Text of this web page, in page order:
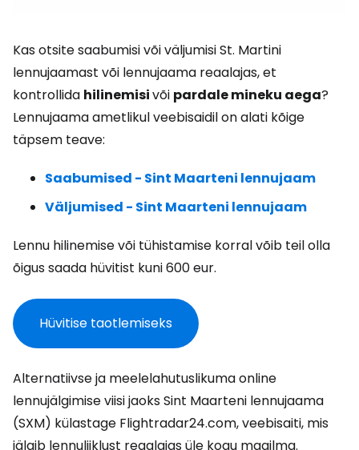
Kas otsite saabumisi või väljumisi St. Martini
lennujaamast või lennujaama reaalajas, et
kontrollida hilinemisivõi pardale mineku aega?
Lennujaama ametlikul veebisaidil on alati kõige
täpsem teave:
Saabumised - Sint Maarteni lennujaam
Väljumised - Sint Maarteni lennujaam
Lennu hilinemise või tühistamise korral võib teil olla
õigus saada hüvitist kuni 600 eur.
Hüvitise taotlemiseks
Alternatiivse ja meelelahutuslikuma online
lennujälgimise viisi jaoks Sint Maarteni lennujaama
(SXM) külastage Flightradar24.com, veebisaiti, mis
jälgib lennuliiklust reaalajas üle kogu maailma.